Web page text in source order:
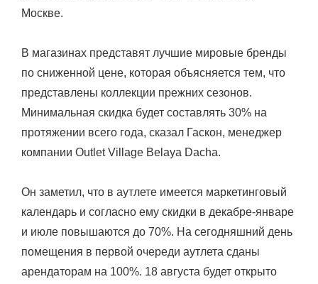
Москве.
В магазинах представят лучшие мировые бренды
по сниженной цене, которая объясняется тем, что
представлены коллекции прежних сезонов.
Минимальная скидка будет составлять 30% на
протяжении всего года, сказал Гаскон, менеджер
компании Outlet Village Belaya Dacha.
Он заметил, что в аутлете имеется маркетинговый
календарь и согласно ему скидки в декабре-январе
и июле повышаются до 70%. На сегодняшний день
помещения в первой очереди аутлета сданы
арендаторам на 100%. 18 августа будет открыто